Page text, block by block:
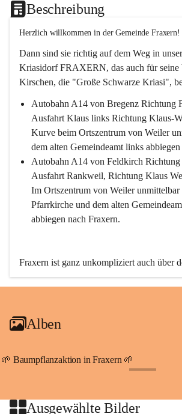
Beschreibung
Herzlich willkommen in der Gemeinde Fraxern!
Dann sind sie richtig auf dem Weg in
Kriasidorf FRAXERN, das auch für seine
Kirschen, die "Große Schwarze Kriasi",
Autobahn A14 von Bregenz Richtung
Ausfahrt Klaus links Richtung Klaus-
Kurve beim Ortszentrum von Weiler
dem alten Gemeindeamt links
Autobahn A14 von Feldkirch Richtung
Ausfahrt Rankweil, Richtung Klaus
Im Ortszentrum von Weiler unmittelbar
Pfarrkirche und dem alten
abbiegen nach Fraxern.
Fraxern ist ganz unkompliziert auch über
den öffentlichen Verkehrsmitteln zu
An Samstagen, Sonn- und Feiertagen
persönlichen Linienbus zur gewünschten
Haltestelle bestellen. Sowohl von Weiler
beide Fahrten Weiler-Fraxern-Weiler.
Alben
🌱 Baumpflanzaktion in Fraxern 🌱
Ausgewählte Bilder